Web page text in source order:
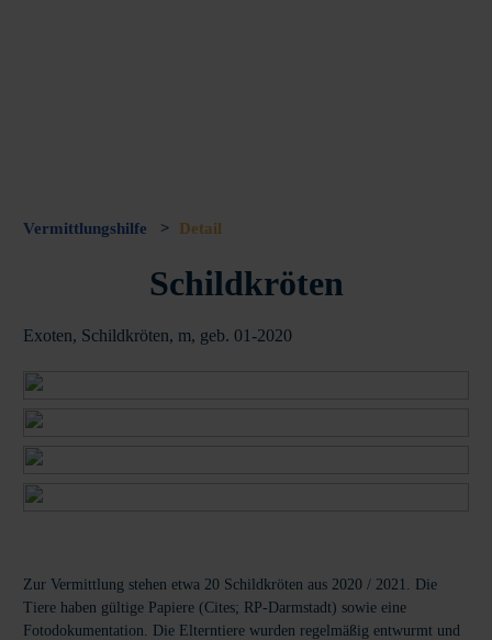
Vermittlungshilfe > Detail
Schildkröten
Exoten, Schildkröten, m, geb. 01-2020
Zur Vermittlung stehen etwa 20 Schildkröten aus 2020 / 2021. Die
Tiere haben gültige Papiere (Cites; RP-Darmstadt) sowie eine
Fotodokumentation. Die Elterntiere wurden regelmäßig entwurmt und